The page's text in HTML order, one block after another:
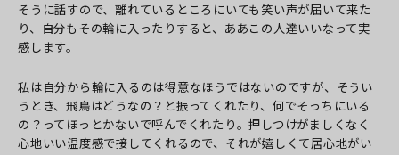
そうに話すので、離れているところにいても笑い声が届いて来た
り、自分もその輪に入ったりすると、ああこの人達いいなって実
感します。
私は自分から輪に入るのは得意なほうではないのですが、そうい
うとき、飛鳥はどうなの？と振ってくれたり、何でそっちにいる
の？ってほっとかないで呼んでくれたり。押しつけがましくなく
心地いい温度感で接してくれるので、それが嬉しくて居心地がい